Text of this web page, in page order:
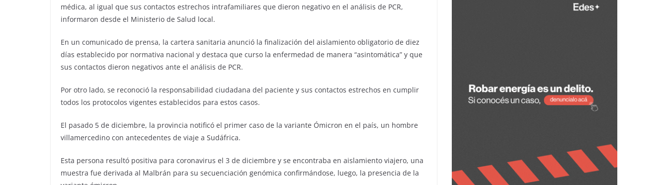
médica, al igual que sus contactos estrechos intrafamiliares que dieron negativo en el análisis de PCR,
informaron desde el Ministerio de Salud local.
En un comunicado de prensa, la cartera sanitaria anunció la finalización del aislamiento obligatorio de diez
días establecido por normativa nacional y destaca que curso la enfermedad de manera “asintomática” y que
sus contactos dieron negativos ante el análisis de PCR.
Por otro lado, se reconoció la responsabilidad ciudadana del paciente y sus contactos estrechos en cumplir
todos los protocolos vigentes establecidos para estos casos.
El pasado 5 de diciembre, la provincia notificó el primer caso de la variante Ómicron en el país, un hombre
villamercedino con antecedentes de viaje a Sudáfrica.
Esta persona resultó positiva para coronavirus el 3 de diciembre y se encontraba en aislamiento viajero, una
muestra fue derivada al Malbrán para su secuenciación genómica confirmándose, luego, la presencia de la